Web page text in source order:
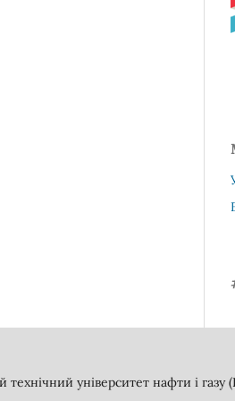
університет нафти і